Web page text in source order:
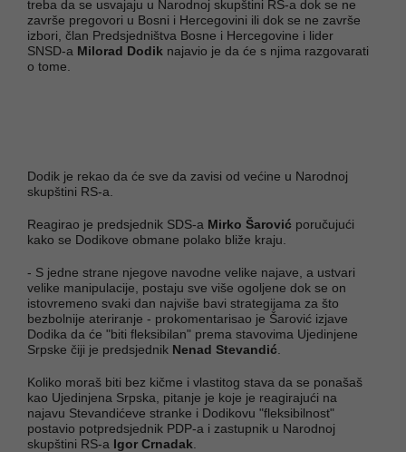
treba da se usvajaju u Narodnoj skupštini RS-a dok se ne
završe pregovori u Bosni i Hercegovini ili dok se ne završe
izbori, član Predsjedništva Bosne i Hercegovine i lider
SNSD-a Milorad Dodik najavio je da će s njima razgovarati
o tome.
Dodik je rekao da će sve da zavisi od većine u Narodnoj
skupštini RS-a.
Reagirao je predsjednik SDS-a Mirko Šarović poručujući
kako se Dodikove obmane polako bliže kraju.
- S jedne strane njegove navodne velike najave, a ustvari
velike manipulacije, postaju sve više ogoljene dok se on
istovremeno svaki dan najviše bavi strategijama za što
bezbolnije ateriranje - prokomentarisao je Šarović izjave
Dodika da će "biti fleksibilan" prema stavovima Ujedinjene
Srpske čiji je predsjednik Nenad Stevandić
Koliko moraš biti bez kičme i vlastitog stava da se ponašaš
kao Ujedinjena Srpska, pitanje je koje je reagirajući na
najavu Stevandićeve stranke i Dodikovu "fleksibilnost"
postavio potpredsjednik PDP-a i zastupnik u Narodnoj
skupštini RS-a Igor Crnadak